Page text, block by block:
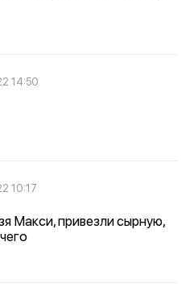
14:50
10:17
Макси, привезли сырную,